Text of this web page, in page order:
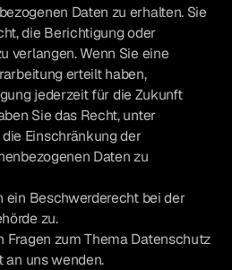
Daten zu erhalten. Sie
die Berichtigung oder
verlangen. Wenn Sie eine
erteilt haben,
jederzeit für die Zukunft
Sie das Recht, unter
Einschränkung der
Daten zu
ein Beschwerderecht bei der
zu.
Fragen zum Thema Datenschutz
an uns wenden.